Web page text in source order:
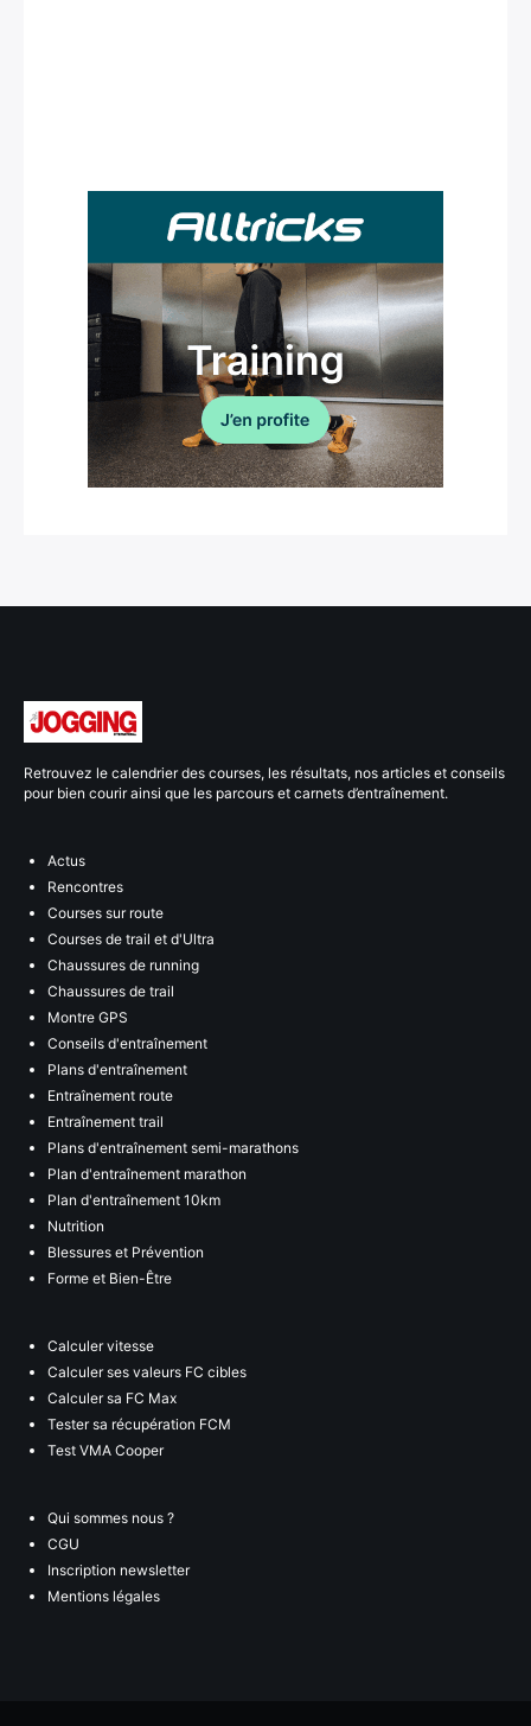
Retrouvez le calendrier des courses, les résultats, nos articles et conseils
pour bien courir ainsi que les parcours et carnets d’entraînement.
Actus
Rencontres
Courses sur route
Courses de trail et d'Ultra
Chaussures de running
Chaussures de trail
Montre GPS
Conseils d'entraînement
Plans d'entraînement
Entraînement route
Entraînement trail
Plans d'entraînement semi-marathons
Plan d'entraînement marathon
Plan d'entraînement 10km
Nutrition
Blessures et Prévention
Forme et Bien-Être
Calculer vitesse
Calculer ses valeurs FC cibles
Calculer sa FC Max
Tester sa récupération FCM
Test VMA Cooper
Qui sommes nous ?
CGU
Inscription newsletter
Mentions légales